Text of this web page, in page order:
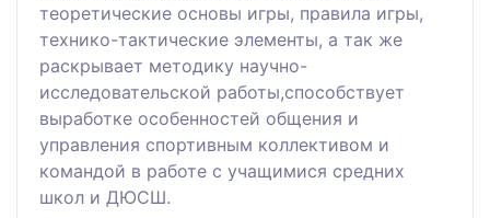
теоретические основы игры, правила игры,
технико-тактические элементы, а так же
раскрывает методику научно-
исследовательской работы,способствует
выработке особенностей общения и
управления спортивным коллективом и
командой в работе с учащимися средних
школ и ДЮСШ.